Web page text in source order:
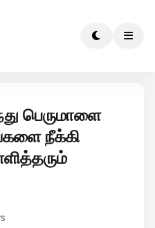
பெருமாளை
நீக்கி